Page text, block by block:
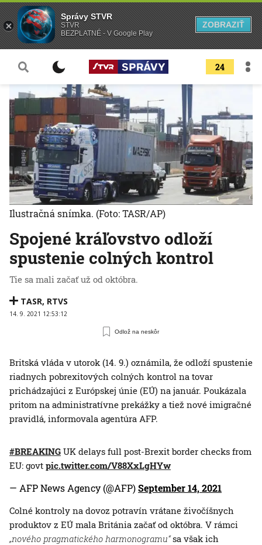
24
Spojené kráľovstvo odloží
spustenie colných kontrol
Tie sa mali začať už od októbra.
TASR, RTVS
14. 9. 2021 12:53:12
Odlož na neskôr
Ilustračná snímka. (Foto: TASR/AP)
Britská vláda v utorok (14. 9.) oznámila, že odloží spustenie
riadnych pobrexitových colných kontrol na tovar
prichádzajúci z Európskej únie (EÚ) na január. Poukázala
pritom na administratívne prekážky a tiež nové imigračné
pravidlá, informovala agentúra AFP.
#BREAKING UK delays full post-Brexit border checks from
EU: govt pic.twitter.com/V88XxLgHYw
— AFP News Agency (@AFP)September 14, 2021
Colné kontroly na dovoz potravín vrátane živočíšnych
produktov z EÚ mala Británia začať od októbra. V rámci
„nového pragmatického harmonogramu“sa však ich
Správy STVR
STVR
BEZPLATNÉ - V Google Play
ZOBRAZIŤ